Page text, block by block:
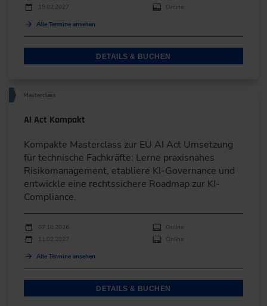
19.02.2027
Online
Alle Termine ansehen
DETAILS & BUCHEN
Masterclass
AI Act Kompakt
Kompakte Masterclass zur EU AI Act Umsetzung
für technische Fachkräfte: Lerne praxisnahes
Risikomanagement, etabliere KI-Governance und
entwickle eine rechtssichere Roadmap zur KI-
Compliance.
Durchführungen
Veranstaltungsdatum
07.10.2026
Online
11.02.2027
Online
Alle Termine ansehen
DETAILS & BUCHEN